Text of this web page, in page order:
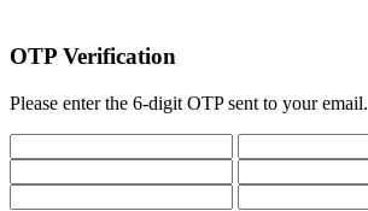
OTP Verification
Please enter the 6-digit OTP sent to your email.